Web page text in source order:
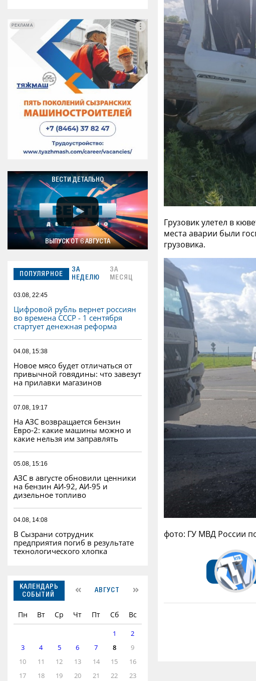
РЕКЛАМА
РЕКЛАМА
ВЕСТИ ДЕТАЛЬНО
ВЫПУСК ОТ 6 АВГУСТА
ПОПУЛЯРНОЕ
ЗА
НЕДЕЛЮ
ЗА
МЕСЯЦ
03.08, 22:45
Цифровой рубль вернет россиян
во времена СССР - 1 сентября
стартует денежная реформа
04.08, 15:38
Новое мясо будет отличаться от
привычной говядины: что завезут
на прилавки магазинов
07.08, 19:17
На АЗС возвращается бензин
Евро‑2: какие машины можно и
какие нельзя им заправлять
05.08, 15:16
АЗС в августе обновили ценники
на бензин АИ-92, АИ-95 и
дизельное топливо
04.08, 14:08
В Сызрани сотрудник
предприятия погиб в результате
технологического хлопка
КАЛЕНДАРЬ
СОБЫТИЙ
АВГУСТ
Пн Вт Ср Чт Пт Сб Вс
1
2
3
4 5 6 7 8
9
10
11 12 13 14 15
16
17
18 19 20 21 22 23
Грузовик улетел в
места аварии были
грузовика.
фото: ГУ МВД России